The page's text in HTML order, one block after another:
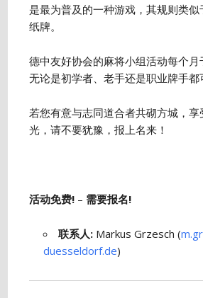
是最为普及的一种游戏，其规则类
纸牌。
德中友好协会的麻将小组活动每个月
无论是初学者、老手还是职业牌手都
若您有意与志同道合者共砌方城，
光，请不要犹豫，报上名来！
活动免费! – 需要报名!
联系人: Markus Grzesch (
duesseldorf.de)